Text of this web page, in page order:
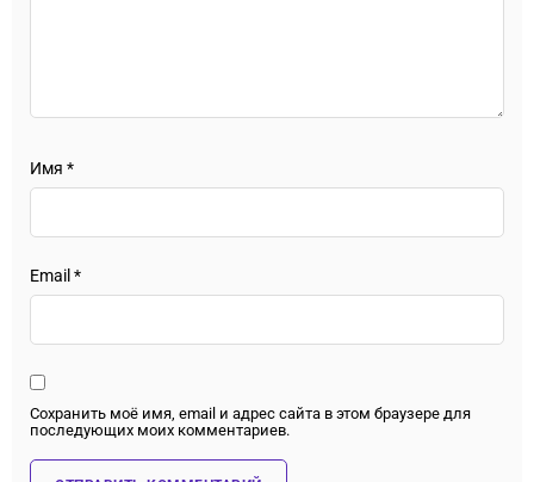
Имя *
Email *
Сохранить моё имя, email и адрес сайта в этом браузере для
последующих моих комментариев.